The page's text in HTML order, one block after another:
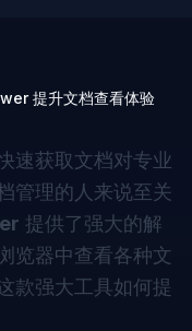
提升文档查看体验
速获取文档对专业
管理的人来说至关
提供了强大的解
览器中查看各种文
款强大工具如何提